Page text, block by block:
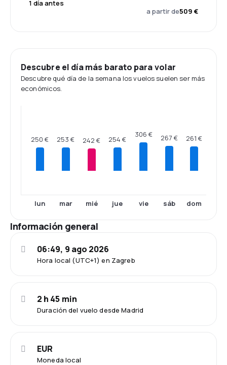
1 día antes
a partir de509 €
Descubre el día más barato para volar
Descubre qué día de la semana los vuelos suelen ser más
económicos.
250 €
lun
253 €
mar
242 €
mié
254 €
jue
306 €
vie
267 €
sáb
261 €
dom
Información general
Hora local (UTC+1) en Zagreb
06:49, 9 ago 2026
Duración del vuelo desde Madrid
2 h 45 min
Moneda local
EUR